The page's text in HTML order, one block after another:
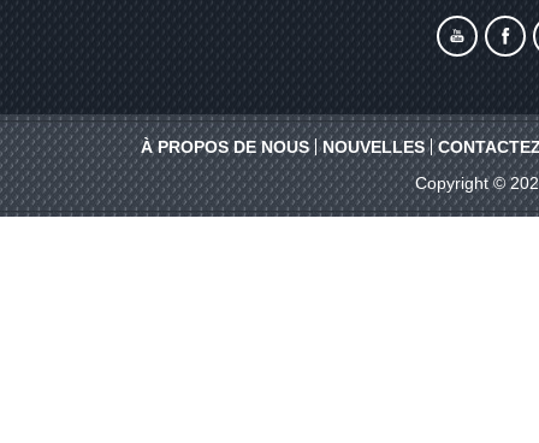
À PROPOS DE NOUS NOUVELLES
Copyright ©